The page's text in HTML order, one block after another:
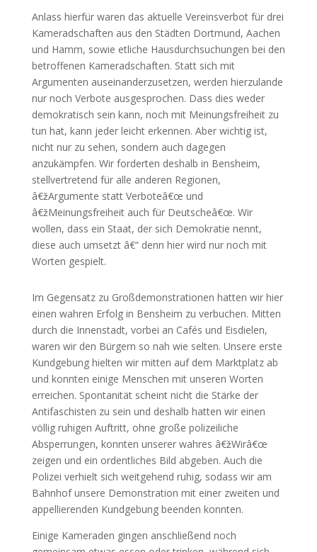
Anlass hierfür waren das aktuelle Vereinsverbot für drei
Kameradschaften aus den Städten Dortmund, Aachen
und Hamm, sowie etliche Hausdurchsuchungen bei den
betroffenen Kameradschaften. Statt sich mit
Argumenten auseinanderzusetzen, werden hierzulande
nur noch Verbote ausgesprochen. Dass dies weder
demokratisch sein kann, noch mit Meinungsfreiheit zu
tun hat, kann jeder leicht erkennen. Aber wichtig ist,
nicht nur zu sehen, sondern auch dagegen
anzukämpfen. Wir forderten deshalb in Bensheim,
stellvertretend für alle anderen Regionen,
â€žArgumente statt Verboteâ€œ und
â€žMeinungsfreiheit auch für Deutscheâ€œ. Wir
wollen, dass ein Staat, der sich Demokratie nennt,
diese auch umsetzt â€“ denn hier wird nur noch mit
Worten gespielt.
Im Gegensatz zu Großdemonstrationen hatten wir hier
einen wahren Erfolg in Bensheim zu verbuchen. Mitten
durch die Innenstadt, vorbei an Cafés und Eisdielen,
waren wir den Bürgern so nah wie selten. Unsere erste
Kundgebung hielten wir mitten auf dem Marktplatz ab
und konnten einige Menschen mit unseren Worten
erreichen. Spontanität scheint nicht die Stärke der
Antifaschisten zu sein und deshalb hatten wir einen
völlig ruhigen Auftritt, ohne große polizeiliche
Absperrungen, konnten unserer wahres â€žWirâ€œ
zeigen und ein ordentliches Bild abgeben. Auch die
Polizei verhielt sich weitgehend ruhig, sodass wir am
Bahnhof unsere Demonstration mit einer zweiten und
appellierenden Kundgebung beenden konnten.
Einige Kameraden gingen anschließend noch